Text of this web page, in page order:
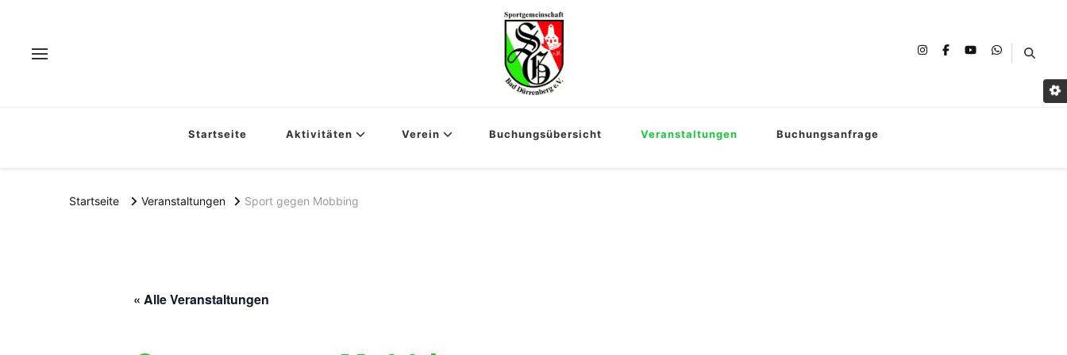
Startseite Aktivitäten Verein Buchungsübersicht Veranstaltungen Buchungsanfrage
Startseite Veranstaltungen Sport gegen Mobbing
« Alle Veranstaltungen